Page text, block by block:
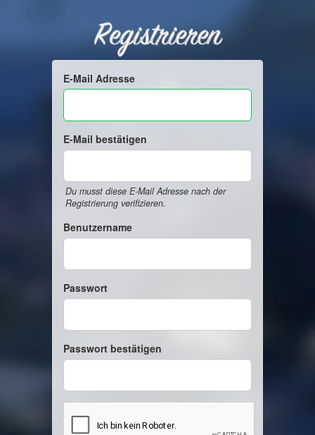
Registrieren
E-Mail Adresse
E-Mail bestätigen
Du musst diese E-Mail Adresse nach der
Registrierung verifizieren.
Benutzername
Passwort
Passwort bestätigen